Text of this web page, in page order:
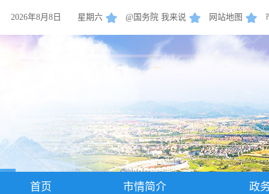
2026年8月8日 星期六 @国务院 我来说 网站地图
首页 市情简介 政